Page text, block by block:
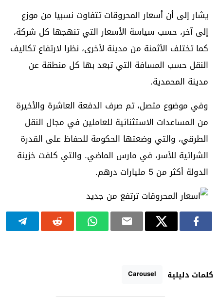
يشار إلى أن أسعار المحروقات تتفاوت نسبيا من موزع
إلى آخر، حسب سياسة الأسعار التي تنهجها كل شركة،
كما تختلف الأثمنة من مدينة لأخرى، نظرا لارتفاع تكاليف
النقل حسب المسافة التي تبعد بها كل منطقة عن
مدينة المحمدية.
وفي موضوع متصل، تم صرف الدفعة العاشرة والأخيرة
من المساعدات الاستثنائية للعاملين في مجال النقل
الطرقي، والتي وضعتها الحكومة للحفاظ على القدرة
الشرائية للأسر، في مارس الماضي. والتي كلفت خزينة
الدولة أكثر من 5 مليارات درهم.
كلمات دليلية Carousel